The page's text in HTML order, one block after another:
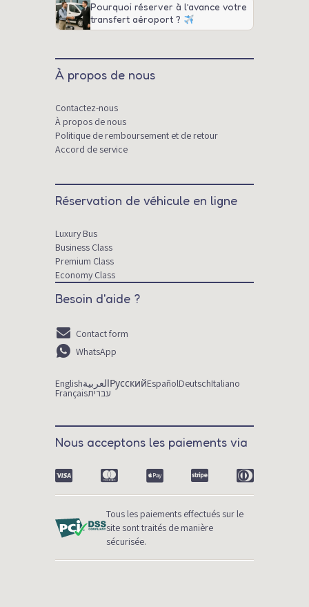
Pourquoi réserver à l’avance votre
transfert aéroport ?
À propos de nous
Contactez-nous
À propos de nous
Politique de remboursement et de retour
Accord de service
Réservation de véhicule en ligne
Luxury Bus
Business Class
Premium Class
Economy Class
Besoin d'aide ?
Contact form
WhatsApp
EnglishالعربيةРусскийEspañolDeutschItaliano
Françaisעברית
Nous acceptons les paiements via
Tous les paiements effectués sur le
site sont traités de manière
sécurisée.